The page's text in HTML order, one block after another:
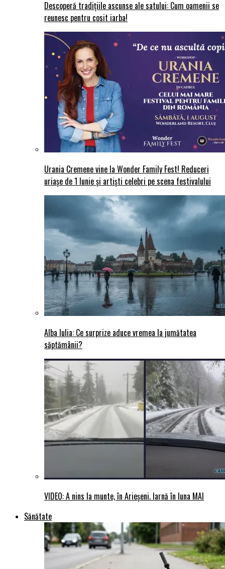
Descoperă tradițiile ascunse ale satului: Cum oamenii se
reunesc pentru cosit iarba!
Urania Cremene vine la Wonder Family Fest! Reduceri
uriașe de 1 Iunie și artiști celebri pe scena festivalului
Alba Iulia: Ce surprize aduce vremea la jumătatea
săptămânii?
VIDEO: A nins la munte, în Arieșeni. Iarnă în luna MAI
Sănătate